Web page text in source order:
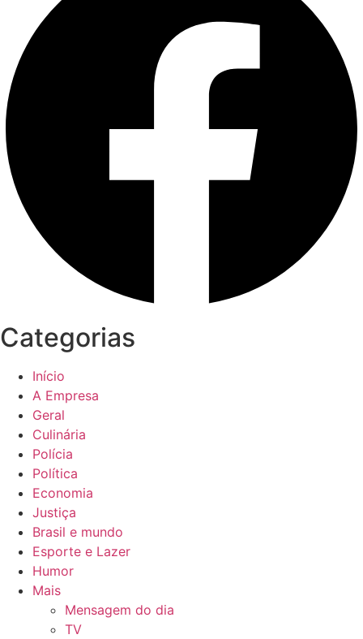
Categorias
Início
A Empresa
Geral
Culinária
Polícia
Política
Economia
Justiça
Brasil e mundo
Esporte e Lazer
Humor
Mais
Mensagem do dia
TV